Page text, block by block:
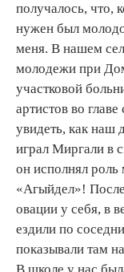
получалось, что,
нужен был
меня. В нашем
молодежи при
участковой
артистов во
увидеть, как наш
играл Миргали в
он исполнял роль
«Агыйдел»!
овации у себя, в
ездили по
показывали там